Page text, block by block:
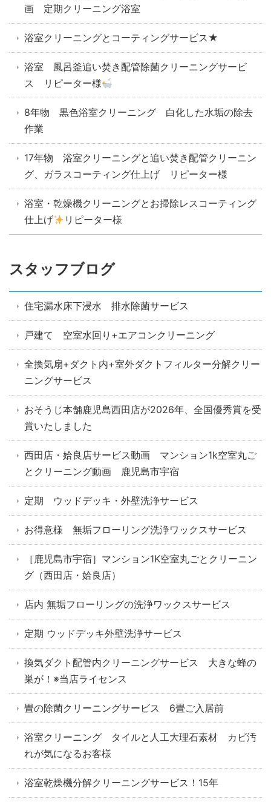
画 定期クリーニング浴室
浴室クリーニングとコーティングサービス★
浴室 風呂釜追い焚き配管除菌クリーニングサービ
ス リピーター様
8年物 黒色浴室クリーニング 白化した水垢の除去
作業
17年物 浴室クリーニングと追い焚き配管クリーニン
グ、ガラスコーティング仕上げ リピーター様
浴室・乾燥機クリーニングとお掃除レスコーティング
仕上げ
リピーター様
スタッフブログ
住宅漏水床下浸水 排水除菌サービス
戸建て 空室水回り+エアコンクリーニング
全換気扇+ダクト内+室外ダクトフィルター分解クリー
ニングサービス
おそうじ本舗鹿児島西田店が2026年、全国優秀賞を受
賞いたしました
西田店・姶良店サービス動画 マンション1k空室丸ご
とクリーニング動画 鹿児島市宇宿
定期 ウッドデッキ・外壁洗浄サービス
お得意様 無垢フローリング洗浄ワックスサービス
［鹿児島市宇宿］マンション1K空室丸ごとクリーニン
グ（西田店・姶良店）
店内 無垢フローリングの洗浄ワックスサービス
定期 ウッドデッキ外壁洗浄サービス
換気ダクト配管内クリーニングサービス 大きな蜂の
巣が！※当店ライセンス
畳の除菌クリーニングサービス 6畳ご入居前
浴室クリーニング タイルと人工大理石素材 カビ汚
れが気になるお客様
浴室乾燥機分解クリーニングサービス！15年